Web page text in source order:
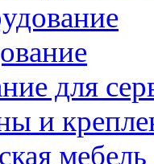
для
и
мебель